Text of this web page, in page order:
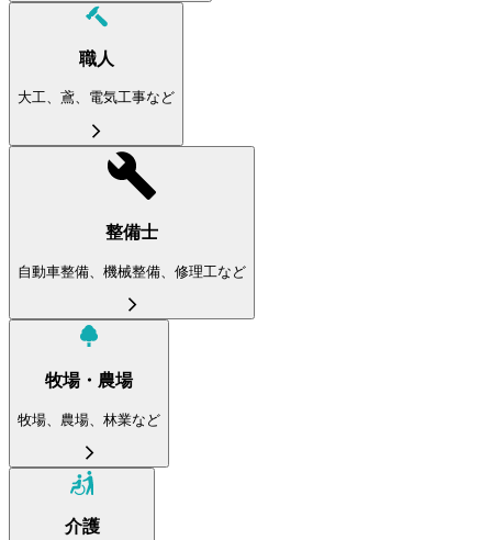
職人
大工、鳶、電気工事など
整備士
自動車整備、機械整備、修理工など
牧場・農場
牧場、農場、林業など
介護